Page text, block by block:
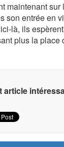
maintenant
son entrée en
là, ils
plus la place
article